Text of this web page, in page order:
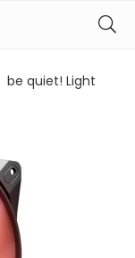
be quiet! Light